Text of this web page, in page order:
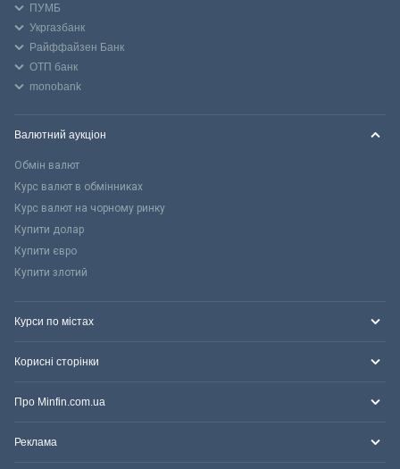
ПУМБ
Укргазбанк
Райффайзен Банк
ОТП банк
monobank
Валютний аукціон
Обмін валют
Курс валют в обмінниках
Курс валют на чорному ринку
Купити долар
Купити євро
Купити злотий
Курси по містах
Корисні сторінки
Про Minfin.com.ua
Реклама